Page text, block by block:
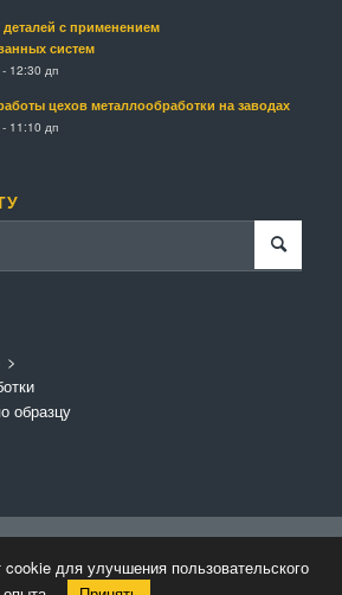
с применением
систем
12:30 дп
цехов металлообработки на заводах
11:10 дп
>
образцу
cookie для улучшения пользовательского